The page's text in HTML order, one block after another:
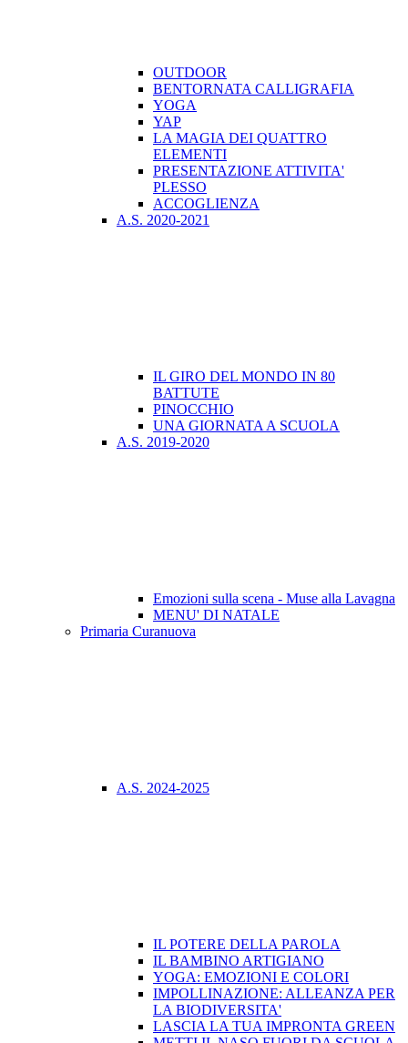
OUTDOOR
BENTORNATA CALLIGRAFIA
YOGA
YAP
LA MAGIA DEI QUATTRO
ELEMENTI
PRESENTAZIONE ATTIVITA'
PLESSO
ACCOGLIENZA
A.S. 2020-2021
IL GIRO DEL MONDO IN 80
BATTUTE
PINOCCHIO
UNA GIORNATA A SCUOLA
A.S. 2019-2020
Emozioni sulla scena - Muse alla Lavagna
MENU' DI NATALE
Primaria Curanuova
A.S. 2024-2025
IL POTERE DELLA PAROLA
IL BAMBINO ARTIGIANO
YOGA: EMOZIONI E COLORI
IMPOLLINAZIONE: ALLEANZA PER
LA BIODIVERSITA'
LASCIA LA TUA IMPRONTA GREEN